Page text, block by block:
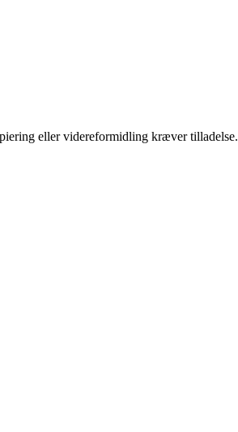
eller videreformidling kræver tilladelse.